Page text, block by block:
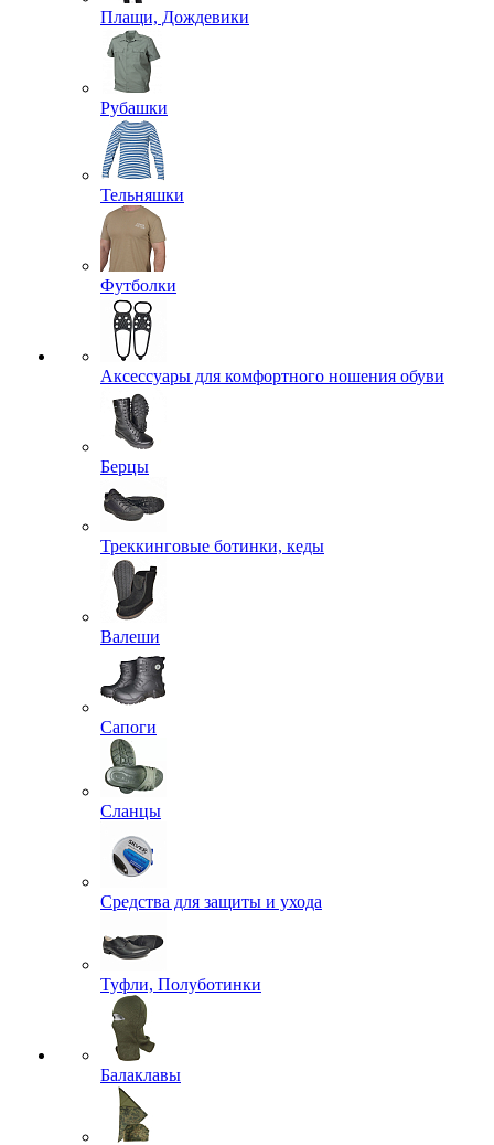
Плащи, Дождевики
Рубашки
Тельняшки
Футболки
Аксессуары для комфортного ношения обуви
Берцы
Треккинговые ботинки, кеды
Валеши
Сапоги
Сланцы
Средства для защиты и ухода
Туфли, Полуботинки
Балаклавы